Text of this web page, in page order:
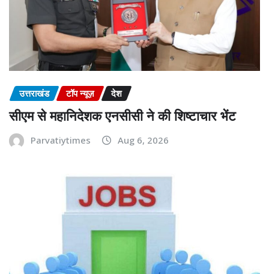
उत्तराखंड टॉप न्यूज़ देश
सीएम से महानिदेशक एनसीसी ने की शिष्टाचार भेंट
Parvatiytimes Aug 6, 2026